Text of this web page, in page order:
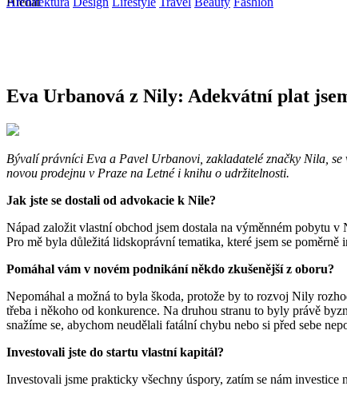
Eva Urbanová z Nily: Adekvátní plat
Bývalí právníci Eva a Pavel Urbanovi, zakladatelé značky Nila,
novou prodejnu v Praze na Letné i knihu o udržitelnosti.
Jak jste se dostali od advokacie k Nile?
Nápad založit vlastní obchod jsem dostala na výměnném pobytu
Pro mě byla důležitá lidskoprávní tematika, které jsem se
Pomáhal vám v novém podnikání někdo zkušenější z oboru?
Nepomáhal a možná to byla škoda, protože by to rozvoj Nily
třeba i někoho od konkurence. Na druhou stranu to byly právě
snažíme se, abychom neudělali fatální chybu nebo si před sebe
Investovali jste do startu vlastní kapitál?
Investovali jsme prakticky všechny úspory, zatím se nám